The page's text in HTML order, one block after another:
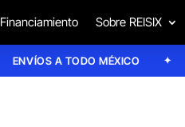
Financiamiento Sobre REISIX
ENVÍOS A TODO MÉXICO